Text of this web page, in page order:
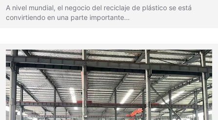
A nivel mundial, el negocio del reciclaje de plástico se está
convirtiendo en una parte importante…